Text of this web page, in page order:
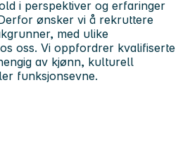
i perspektiver og erfaringer
ønsker vi å rekruttere
med ulike
oss. Vi oppfordrer kvalifiserte
av kjønn, kulturell
funksjonsevne.